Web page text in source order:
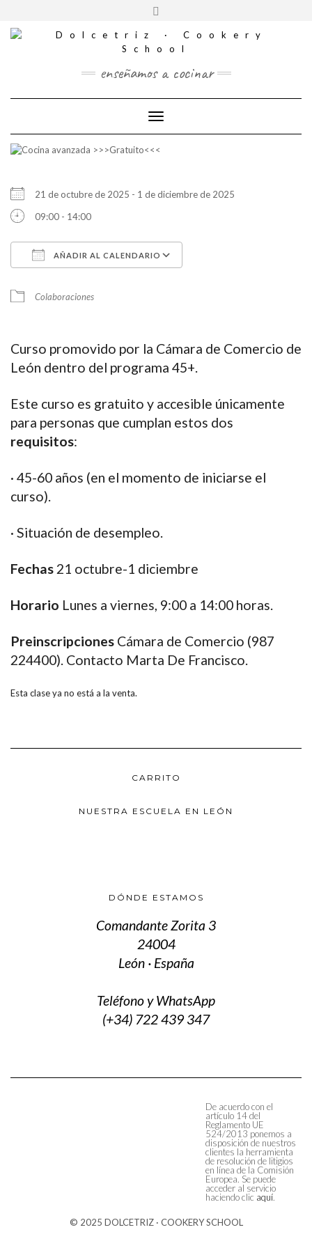
contenido
CONTACTO
SOCIALEScabecera
enseñamos a cocinar
Cambiar modo de navegación
21 de octubre de 2025 - 1 de diciembre de 2025
09:00 - 14:00
AÑADIR AL CALENDARIO
Colaboraciones
Curso promovido por la Cámara de Comercio de
León dentro del programa 45+.
Este curso es gratuito y accesible únicamente
para personas que cumplan estos dos
requisitos:
· 45-60 años (en el momento de iniciarse el
curso).
· Situación de desempleo.
Fechas 21 octubre-1 diciembre
Horario Lunes a viernes, 9:00 a 14:00 horas.
Preinscripciones Cámara de Comercio (987
224400). Contacto Marta De Francisco.
Esta clase ya no está a la venta.
CARRITO
NUESTRA ESCUELA EN LEÓN
DÓNDE ESTAMOS
Comandante Zorita 3
24004
León · España
Teléfono y WhatsApp
(+34) 722 439 347
De acuerdo con el
artículo 14 del
Reglamento UE
524/2013 ponemos a
disposición de nuestros
clientes la herramienta
de resolución de litigios
en línea de la Comisión
Europea. Se puede
acceder al servicio
haciendo clic aquí.
© 2025 DOLCETRIZ · COOKERY SCHOOL